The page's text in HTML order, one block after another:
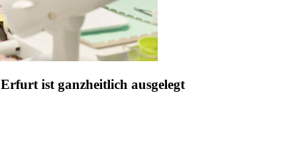
ist ganzheitlich ausgelegt